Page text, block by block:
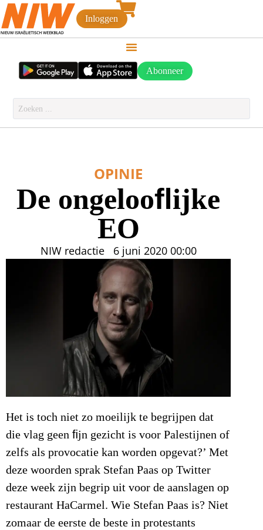
Inloggen
Abonneer
OPINIE
De ongelooﬂijke
EO
NIW redactie 6 juni 2020 00:00
Het is toch niet zo moeilijk te begrijpen dat
die vlag geen ﬁjn gezicht is voor Palestijnen of
zelfs als provocatie kan worden opgevat?’ Met
deze woorden sprak Stefan Paas op Twitter
deze week zijn begrip uit voor de aanslagen op
restaurant HaCarmel. Wie Stefan Paas is? Niet
zomaar de eerste de beste in protestants